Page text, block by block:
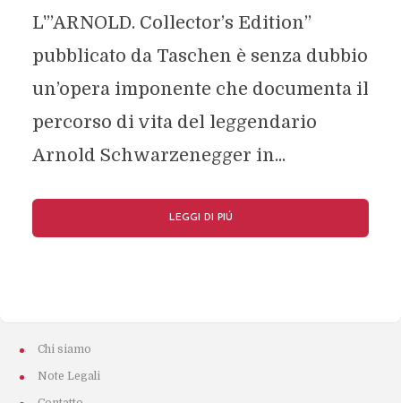
L'”ARNOLD. Collector’s Edition”
pubblicato da Taschen è senza dubbio
un’opera imponente che documenta il
percorso di vita del leggendario
Arnold Schwarzenegger in...
LEGGI DI PIÚ
Chi siamo
Note Legali